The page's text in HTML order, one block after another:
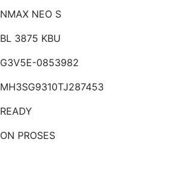
NMAX NEO S
BL 3875 KBU
G3V5E-0853982
MH3SG9310TJ287453
READY
ON PROSES